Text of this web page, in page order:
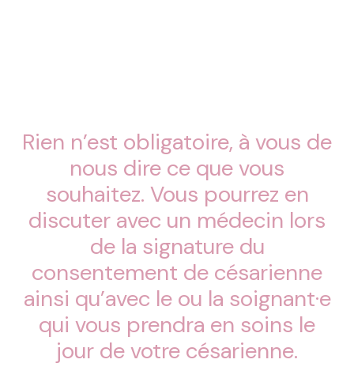
Rien n’est obligatoire, à vous de
nous dire ce que vous
souhaitez. Vous pourrez en
discuter avec un médecin lors
de la signature du
consentement de césarienne
ainsi qu’avec le ou la soignant·e
qui vous prendra en soins le
jour de votre césarienne.